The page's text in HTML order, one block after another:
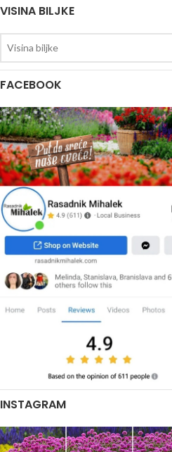
VISINA BILJKE
Visina biljke
FACEBOOK
INSTAGRAM